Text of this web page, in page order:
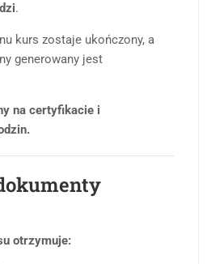
.
kurs zostaje ukończony, a
generowany jest
na certyfikacie i
otrzymuje: